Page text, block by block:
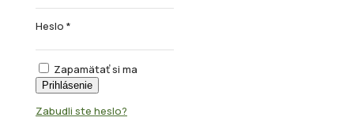
Heslo *
Zapamätať si ma
Prihlásenie
Zabudli ste heslo?